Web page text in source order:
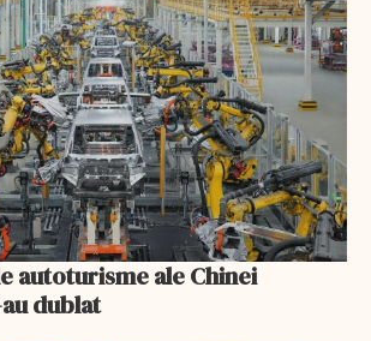
autoturisme ale Chinei
dublat